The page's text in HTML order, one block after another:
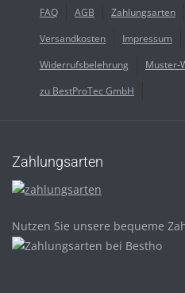
FAQ AGB Zahlungsarten
Versandkosten
Impressum
Widerrufsbelehrung
Muster-
zu BestProTec GmbH
Zahlungsarten
Nutzen Sie unsere bequeme